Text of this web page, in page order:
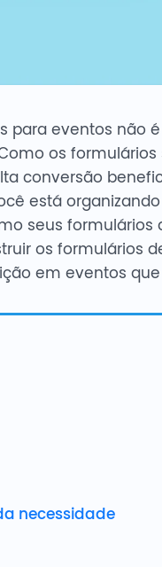
para eventos não
os
conversão
está
seus
os formulários
em eventos
necessidade